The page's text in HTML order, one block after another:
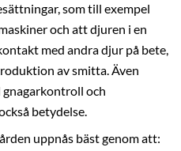
som till exempel
och att djuren i en
med andra djur på bete,
av smitta. Även
och
betydelse.
uppnås bäst genom att: